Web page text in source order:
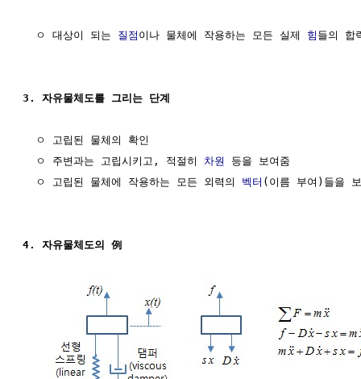
  ㅇ 대상이 되는
질점 이나 물체에 작용하는 모든 실제 힘 들의 합
3. 자유물체도를 그리는 단계
  ㅇ 고립된 물체의 확인
  ㅇ 주변과는 고립시키고, 적절히
차원
등을 보여줌
  ㅇ 고립된 물체에 작용하는 모든 외력의
벡터 (이름 부여)들을
4. 자유물체도의 例